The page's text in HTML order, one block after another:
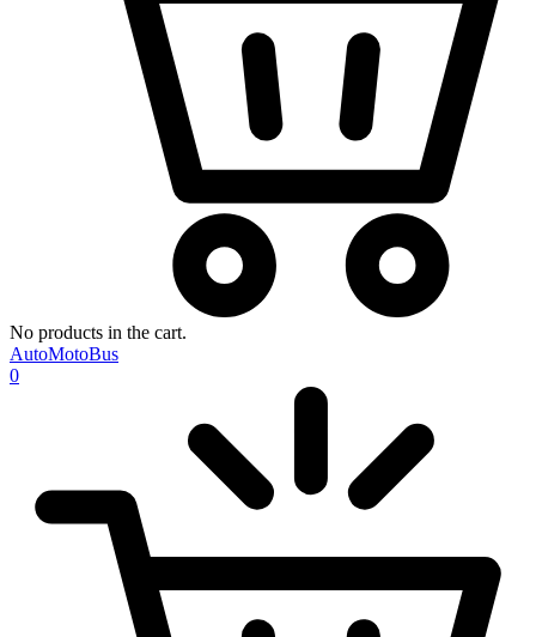
No products in the cart.
AutoMotoBus
0